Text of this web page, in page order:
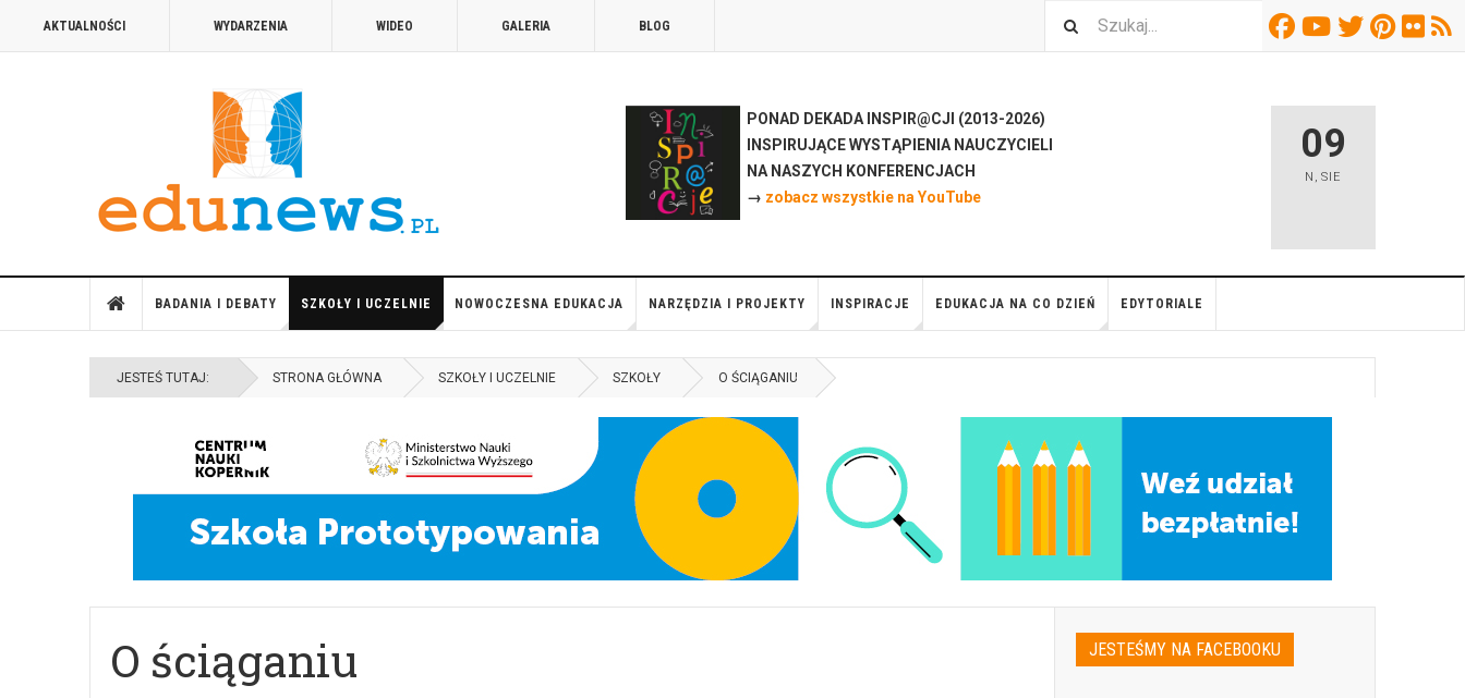
AKTUALNOŚCI WYDARZENIA WIDEO GALERIA BLOG
PONAD DEKADA INSPIR@CJI (2013-2026)
INSPIRUJĄCE WYSTĄPIENIA NAUCZYCIELI
NA NASZYCH KONFERENCJACH
→ zobacz wszystkie na YouTube
09
N ,SIE
BADANIA I DEBATY SZKOŁY I UCZELNIE NOWOCZESNA EDUKACJA NARZĘDZIA I PROJEKTY INSPIRACJE EDUKACJA NA CO DZIEŃ EDYTORIALE
JESTEŚ TUTAJ: STRONA GŁÓWNA SZKOŁY I UCZELNIE SZKOŁY O ŚCIĄGANIU
O ściąganiu JESTEŚMY NA FACEBOOKU